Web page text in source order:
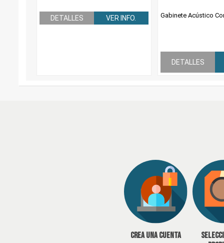
DETALLES VER INFO. Gabinete Acústico
DETALLES
Crea una cuenta